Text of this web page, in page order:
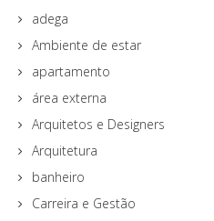
adega
Ambiente de estar
apartamento
área externa
Arquitetos e Designers
Arquitetura
banheiro
Carreira e Gestão